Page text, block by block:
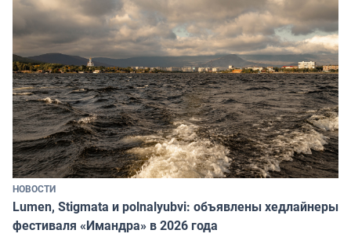
НОВОСТИ
Lumen, Stigmata и polnalyubvi: объявлены хедлайнеры
фестиваля «Имандра» в 2026 года